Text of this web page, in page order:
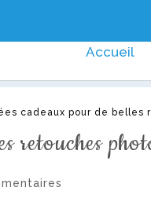
Accueil
cadeaux pour de belles
retouches